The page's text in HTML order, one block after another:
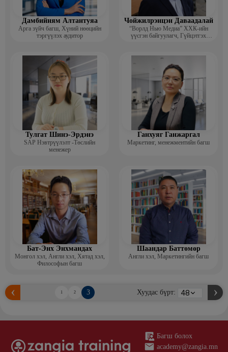
Дамбийням Алтантуяа
Арга зүйч багш, Хүний нөөцийн
тэргүүлэх аудитор
Чойжилрэнцэн Даваадалай
“Ворлд Нью Медиа” ХХК-ийн
үүсгэн байгуулагч, Гүйцэтгэх
Тулгат Шинэ-Эрдэнэ
SAP Нэвтрүүлэлт -Төслийн
менежер
Ганхуяг Ганжаргал
Маркетинг, менежментийн багш
Бат-Энх Энхмандах
Монгол хэл, Англи хэл, Хятад хэл,
Философын багш
Шаандар Баттөмөр
Англи хэл, Маркетингийн багш
1 2 3 Хуудас бүрт:
Багш болох
academy@zangia.mn